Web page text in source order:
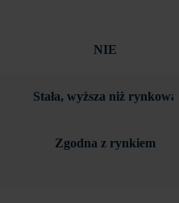
NIE
Stała, wyższa niż rynkowa
Zgodna z rynkiem